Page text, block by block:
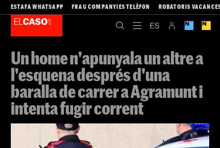
ESTAFA WHATSAPP FRAU COMPANYIES TELÈFON ROBATORIS
Un home n'apunyala un altre a
l'esquena després d'una
baralla de carrer a Agramunt i
intenta fugir corrent